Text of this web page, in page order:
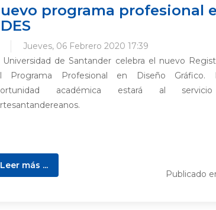
programa profesional
Jueves, 06 Febrero 2020 17:39
Universidad de Santander celebra el nuevo
Programa Profesional en Diseño Gráfico.
académica estará al
Leer más ...
Publicado